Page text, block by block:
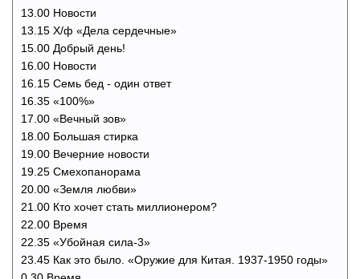
13.00 Новости
13.15 Х/ф «Дела сердечные»
15.00 Добрый день!
16.00 Новости
16.15 Семь бед - один ответ
16.35 «100%»
17.00 «Вечный зов»
18.00 Большая стирка
19.00 Вечерние новости
19.25 Смехопанорама
20.00 «Земля любви»
21.00 Кто хочет стать миллионером?
22.00 Время
22.35 «Убойная сила-3»
23.45 Как это было. «Оружие для Китая. 1937-1950 годы»